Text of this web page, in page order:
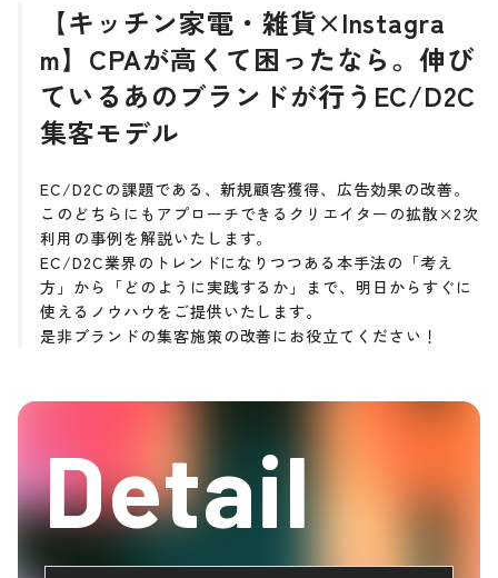
【キッチン家電・雑貨×Instagra
m】CPAが高くて困ったなら。伸び
ているあのブランドが行うEC/D2C
集客モデル
EC/D2Cの課題である、新規顧客獲得、広告効果の改善。
このどちらにもアプローチできるクリエイターの拡散×2次
利用の事例を解説いたします。
EC/D2C業界のトレンドになりつつある本手法の「考え
方」から「どのように実践するか」まで、明日からすぐに
使えるノウハウをご提供いたします。
是非ブランドの集客施策の改善にお役立てください！
Detail